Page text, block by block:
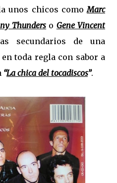
unos chicos comoMarc
Thunders o Gene Vincent
secundarios de una
toda regla con sabor a
“La chica del tocadiscos”.